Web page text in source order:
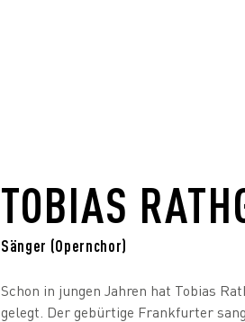
TOBIAS
Sänger (Opernchor)
Schon in jungen Jahren hat Tobias
gelegt. Der gebürtige Frankfurter